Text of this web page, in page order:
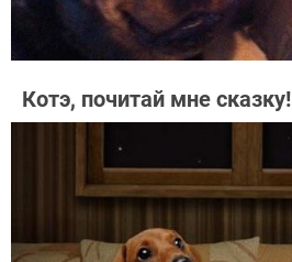
Котэ, почитай мне сказку!